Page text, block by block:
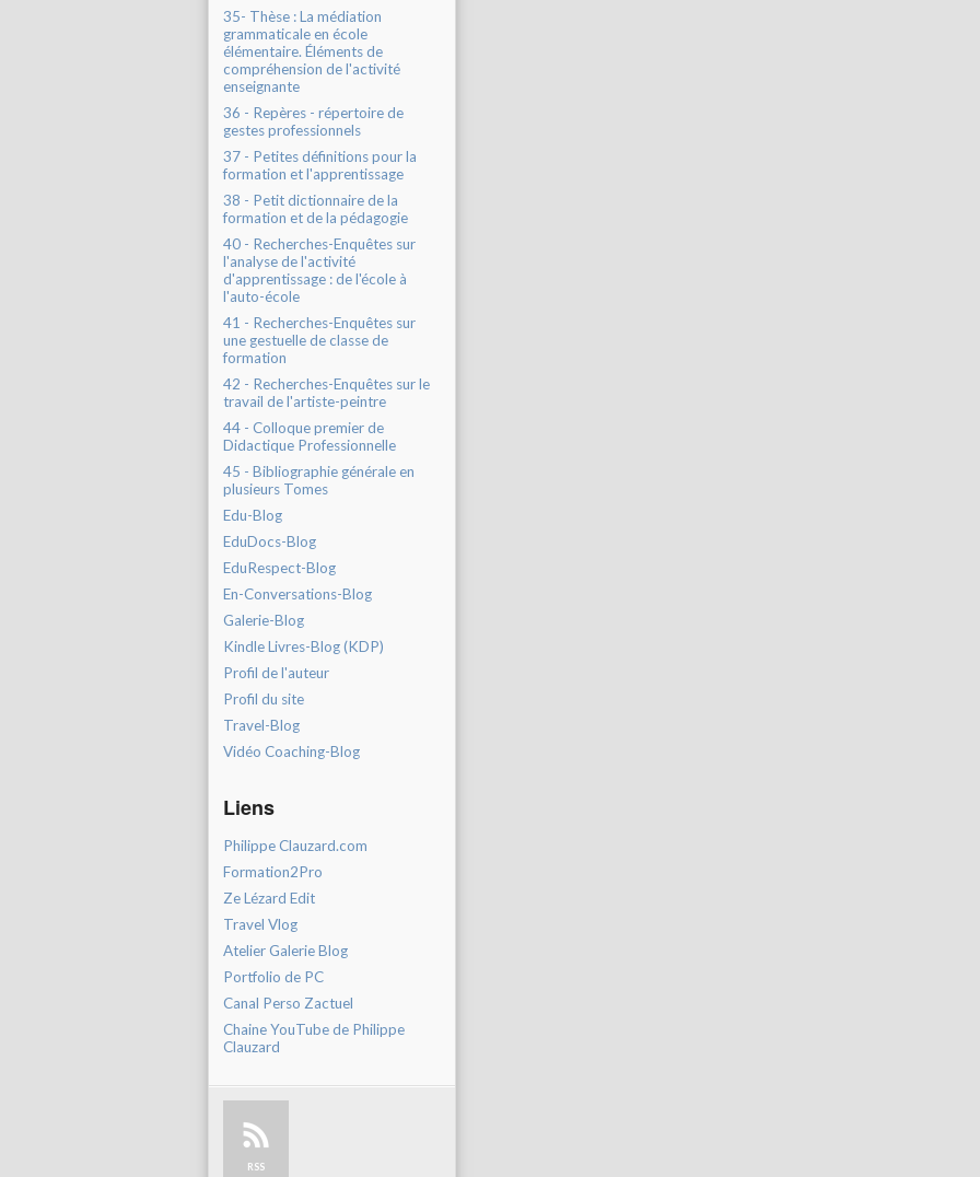
35- Thèse : La médiation
grammaticale en école
élémentaire. Éléments de
compréhension de l'activité
enseignante
36 - Repères - répertoire de
gestes professionnels
37 - Petites définitions pour la
formation et l'apprentissage
38 - Petit dictionnaire de la
formation et de la pédagogie
40 - Recherches-Enquêtes sur
l'analyse de l'activité
d'apprentissage : de l'école à
l'auto-école
41 - Recherches-Enquêtes sur
une gestuelle de classe de
formation
42 - Recherches-Enquêtes sur le
travail de l'artiste-peintre
44 - Colloque premier de
Didactique Professionnelle
45 - Bibliographie générale en
plusieurs Tomes
Edu-Blog
EduDocs-Blog
EduRespect-Blog
En-Conversations-Blog
Galerie-Blog
Kindle Livres-Blog (KDP)
Profil de l'auteur
Profil du site
Travel-Blog
Vidéo Coaching-Blog
Liens
Philippe Clauzard.com
Formation2Pro
Ze Lézard Edit
Travel Vlog
Atelier Galerie Blog
Portfolio de PC
Canal Perso Zactuel
Chaine YouTube de Philippe
Clauzard
RSS